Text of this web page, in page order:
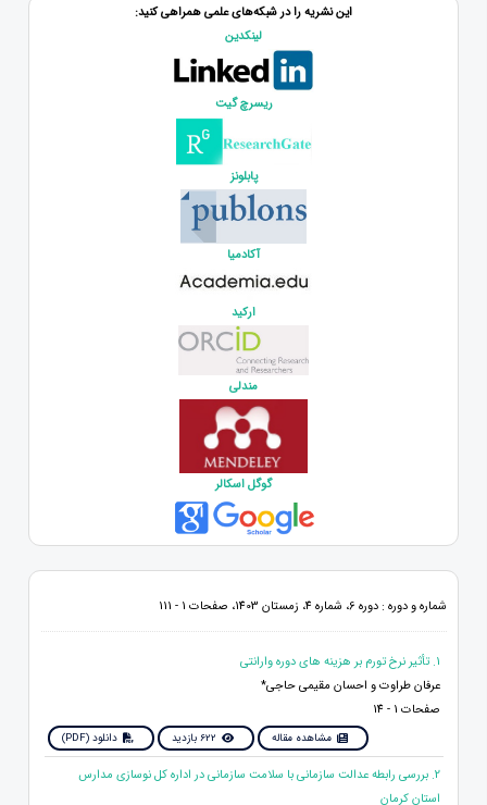
این نشریه را در شبکه‌های علمی همراهی کنید:
لینکدین
ریسرچ گیت
پابلونز
آکادمیا
ارکید
مندلی
گوگل اسکالر
شماره و دوره : دوره 6، شماره 4، زمستان 1403، صفحات 1 - 111
1. تأثیر نرخ تورم بر هزینه‏ های دوره وارانتی
عرفان طراوت و احسان مقیمی حاجی*
صفحات 1 - 14
مشاهده مقاله 622 بازدید دانلود (PDF)
2. بررسی رابطه عدالت سازمانی با سلامت سازمانی در اداره کل نوسازی مدارس
استان کرمان